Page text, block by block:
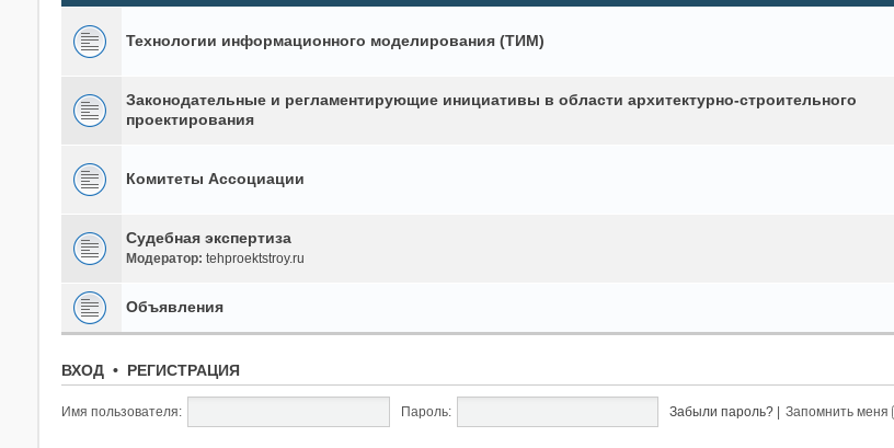
Технологии информационного моделирования (ТИМ)
Законодательные и регламентирующие инициативы в области архитектурно-строительного
проектирования
Комитеты Ассоциации
Судебная экспертиза
Модератор: tehproektstroy.ru
Объявления
ВХОД• РЕГИСТРАЦИЯ
Имя пользователя: Пароль: Забыли пароль? | Запомнить меня